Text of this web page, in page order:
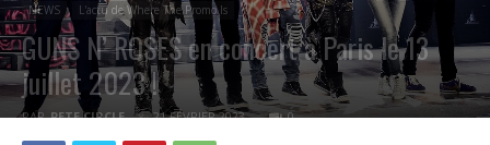
NEWS L'actu de Where The Promo Is
GUNS N’ ROSES en concert à Paris le 13
juillet 2023 !
PAR PETE CIRCLE 21 FÉVRIER 2023 0